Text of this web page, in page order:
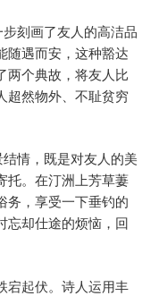
刻画了友人的高洁品
随遇而安，这种豁达
两个典故，将友人比
超然物外、不耻贫穷
情，既是对友人的美
托。在汀洲上芳草萋
务，享受一下垂钓的
忘却仕途的烦恼，回
宕起伏。诗人运用丰